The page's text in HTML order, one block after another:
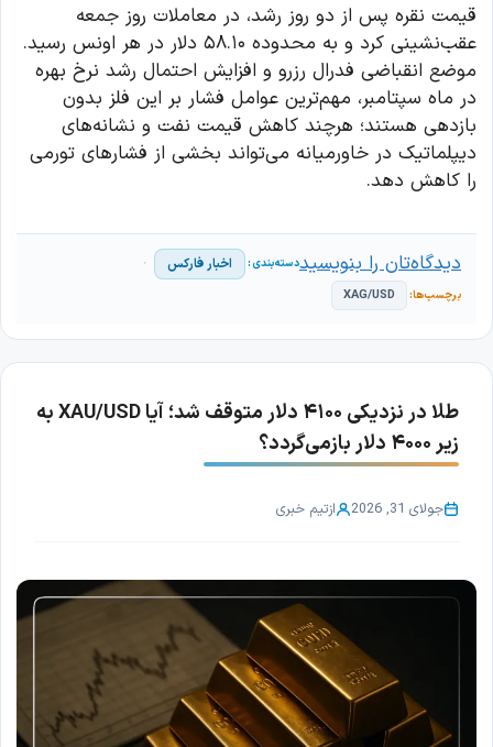
قیمت نقره پس از دو روز رشد، در معاملات روز جمعه
عقب‌نشینی کرد و به محدوده ۵۸.۱۰ دلار در هر اونس رسید.
موضع انقباضی فدرال رزرو و افزایش احتمال رشد نرخ بهره
در ماه سپتامبر، مهم‌ترین عوامل فشار بر این فلز بدون
بازدهی هستند؛ هرچند کاهش قیمت نفت و نشانه‌های
دیپلماتیک در خاورمیانه می‌تواند بخشی از فشارهای تورمی
را کاهش دهد.
اخبار فارکس
XAG/USD
دیدگاه‌تان را بنویسید
طلا در نزدیکی ۴۱۰۰ دلار متوقف شد؛ آیا XAU/USD به
زیر ۴۰۰۰ دلار بازمی‌گردد؟
جولای 31, 2026 ازتیم خبری